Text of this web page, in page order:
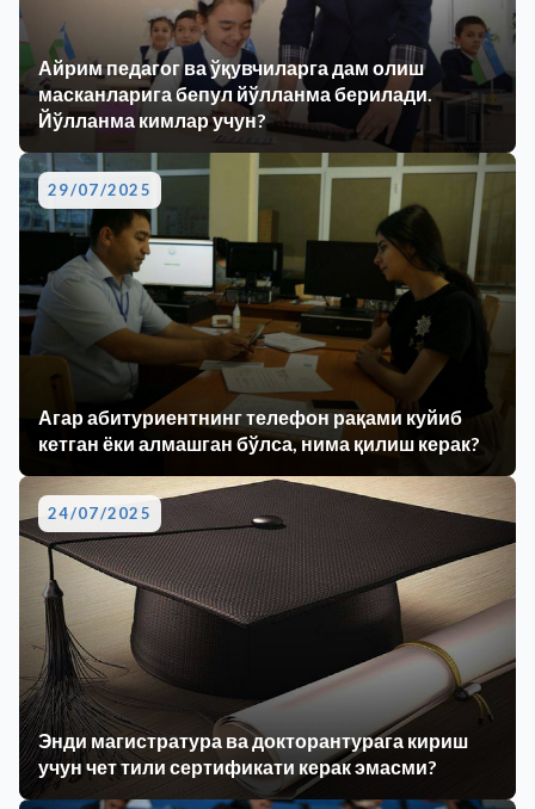
Айрим педагог ва ўқувчиларга дам олиш
масканларига бепул йўлланма берилади.
Йўлланма кимлар учун?
29/07/2025
Агар абитуриентнинг телефон рақами куйиб
кетган ёки алмашган бўлса, нима қилиш керак?
24/07/2025
Энди магистратура ва докторантурага кириш
учун чет тили сертификати керак эмасми?